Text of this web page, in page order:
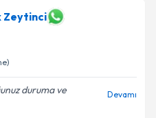
Zeytinci
duruma ve
Devamı